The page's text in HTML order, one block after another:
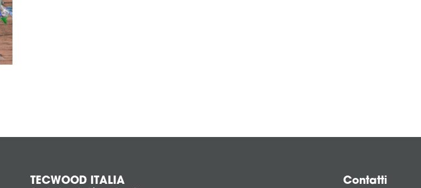
TECWOOD ITALIA
Contatti